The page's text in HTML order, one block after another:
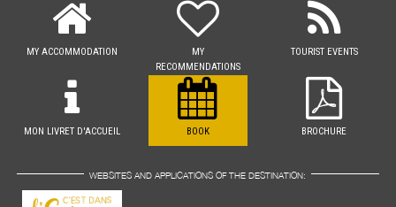
MY ACCOMMODATION
MY
RECOMMENDATIONS
TOURIST EVENTS
MON LIVRET D'ACCUEIL BOOK BROCHURE
WEBSITES AND APPLICATIONS OF THE DESTINATION: